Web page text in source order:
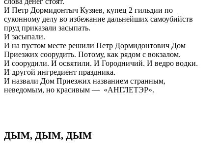
И Петр Дормидонтыч Кузяев, купец 2 гильдии по
суконному делу во избежание дальнейших самоубийств
пруд приказали засыпать.
И засыпали.
И на пустом месте решили Петр Дормидонтович Дом
Приезжих соорудить. Потому, как рядом с вокзалом.
И соорудили. И освятили. И Городничий. И ведро водки.
И другой ингредиент праздника.
И назвали Дом Приезжих названием странным,
неведомым, но красивым — «АНГЛЕТЭР».
ДЫМ, ДЫМ, ДЫМ